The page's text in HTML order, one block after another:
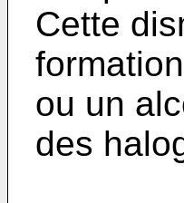
Cette
ou un
des